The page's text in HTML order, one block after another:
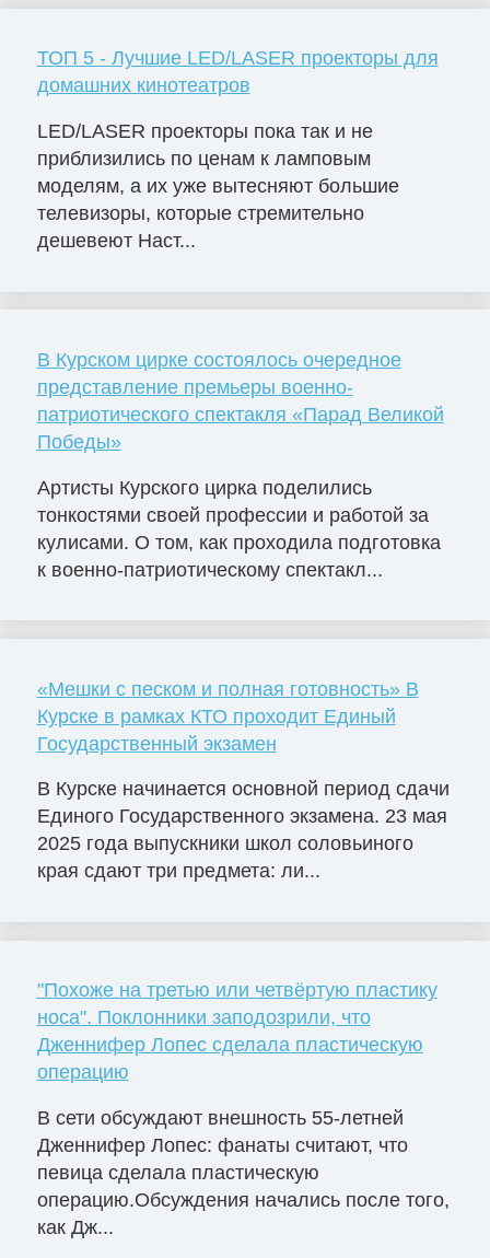
ТОП 5 - Лучшие LED/LASER проекторы для
домашних кинотеатров
LED/LASER проекторы пока так и не
приблизились по ценам к ламповым
моделям, а их уже вытесняют большие
телевизоры, которые стремительно
дешевеют Наст...
В Курском цирке состоялось очередное
представление премьеры военно-
патриотического спектакля «Парад Великой
Победы»
Артисты Курского цирка поделились
тонкостями своей профессии и работой за
кулисами. О том, как проходила подготовка
к военно-патриотическому спектакл...
«Мешки с песком и полная готовность» В
Курске в рамках КТО проходит Единый
Государственный экзамен
В Курске начинается основной период сдачи
Единого Государственного экзамена. 23 мая
2025 года выпускники школ соловьиного
края сдают три предмета: ли...
"Похоже на третью или четвёртую пластику
носа". Поклонники заподозрили, что
Дженнифер Лопес сделала пластическую
операцию
В сети обсуждают внешность 55-летней
Дженнифер Лопес: фанаты считают, что
певица сделала пластическую
операцию.Обсуждения начались после того,
как Дж...